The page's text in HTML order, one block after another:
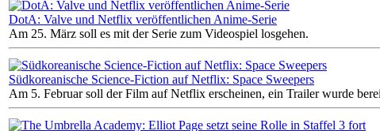
DotA: Valve und Netflix veröffentlichen Anime-Serie
Am 25. März soll es mit der Serie zum Videospiel losgehen.
Südkoreanische Science-Fiction auf Netflix: Space Sweepers
Am 5. Februar soll der Film auf Netflix erscheinen, ein Trailer wurde